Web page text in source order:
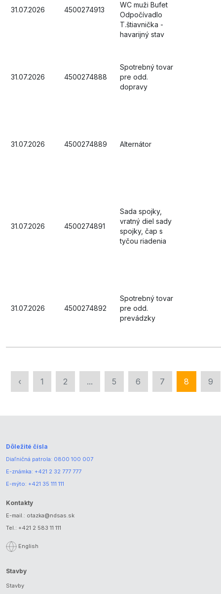
31.07.2026 4500274913
WC muži Bufet
Odpočívadlo
T.štiavnička -
havarijný stav
31.07.2026 4500274888
Spotrebný tovar
pre odd.
dopravy
31.07.2026 4500274889 Alternátor
31.07.2026 4500274891
Sada spojky,
vratný diel sady
spojky, čap s
tyčou riadenia
31.07.2026 4500274892
Spotrebný tovar
pre odd.
prevádzky
‹ 1 2 ... 5 6 7 8 9
Dôležité čísla
Diaľničná patrola: 0800 100 007
E-známka: +421 2 32 777 777
E-mýto: +421 35 111 111
Kontakty
E-mail.: otazka@ndsas.sk
Tel.: +421 2 583 11 111
English
Stavby
Stavby